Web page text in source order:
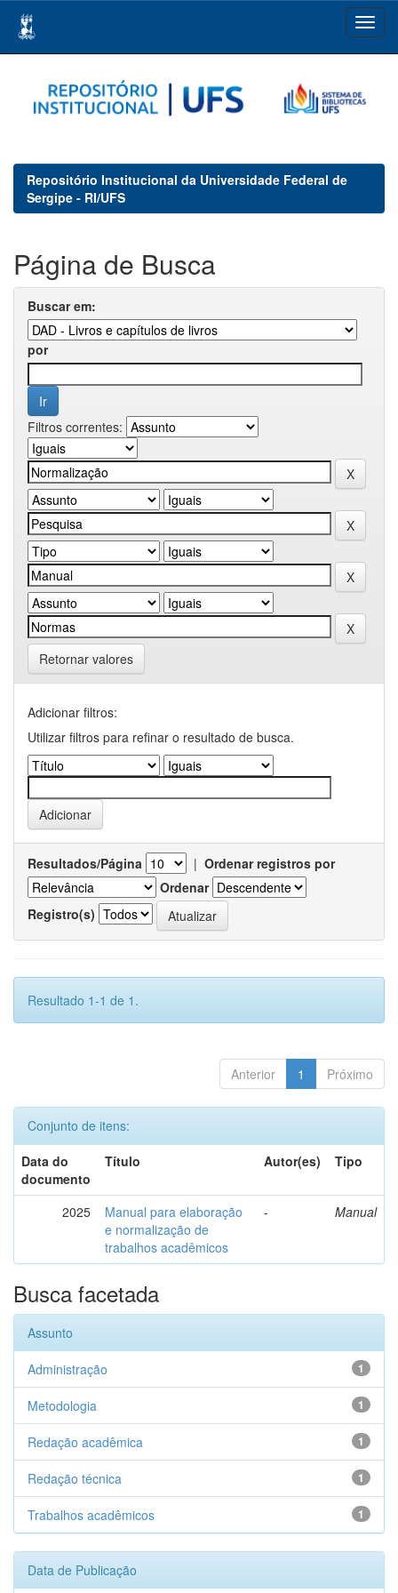
navigation
Repositório Institucional da Universidade Federal de
Sergipe - RI/UFS
Página de Busca
Buscar em:
por
Filtros correntes:
Retornar valores
Adicionar filtros:
Utilizar filtros para refinar o resultado de busca.
Resultados/Página | Ordenar registros por
Ordenar
Registro(s)
Resultado 1-1 de 1.
Anterior 1 Próximo
Conjunto de itens:
Data do
documento
Título Autor(es) Tipo
2025
Manual para elaboração
e normalização de
trabalhos acadêmicos
- Manual
Busca facetada
Assunto
1
Administração
1
Metodologia
1
Redação acadêmica
1
Redação técnica
1
Trabalhos acadêmicos
Data de Publicação